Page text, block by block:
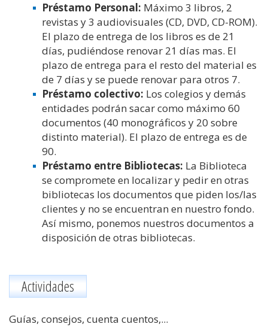
Préstamo Personal: Máximo 3 libros, 2
revistas y 3 audiovisuales (CD, DVD, CD-ROM).
El plazo de entrega de los libros es de 21
días, pudiéndose renovar 21 días mas. El
plazo de entrega para el resto del material es
de 7 días y se puede renovar para otros 7.
Préstamo colectivo: Los colegios y demás
entidades podrán sacar como máximo 60
documentos (40 monográficos y 20 sobre
distinto material). El plazo de entrega es de
90.
Préstamo entre Bibliotecas: La Biblioteca
se compromete en localizar y pedir en otras
bibliotecas los documentos que piden los/las
clientes y no se encuentran en nuestro fondo.
Así mismo, ponemos nuestros documentos a
disposición de otras bibliotecas.
Actividades
Guías, consejos, cuenta cuentos,...